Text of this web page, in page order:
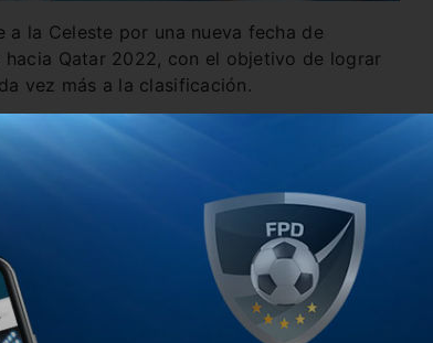
a la Celeste por una nueva fecha de
hacia Qatar 2022, con el objetivo de lograr
vez más a la clasificación.
Lionel Scaloni definió los once
irá al banco de suplentes, mientras que
desde el arranque.
Nahuel Molina, Cristian Romero,
Rodrigo De Paul, Guido Rodríguez,
Lautaro Martínez y Dybala.